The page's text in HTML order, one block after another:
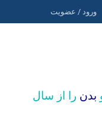
ورود / عضویت
بدن را از سال